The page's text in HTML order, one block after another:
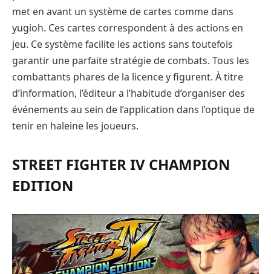
met en avant un système de cartes comme dans
yugioh. Ces cartes correspondent à des actions en
jeu. Ce système facilite les actions sans toutefois
garantir une parfaite stratégie de combats. Tous les
combattants phares de la licence y figurent. À titre
d’information, l’éditeur a l’habitude d’organiser des
événements au sein de l’application dans l’optique de
tenir en haleine les joueurs.
STREET FIGHTER IV CHAMPION
EDITION